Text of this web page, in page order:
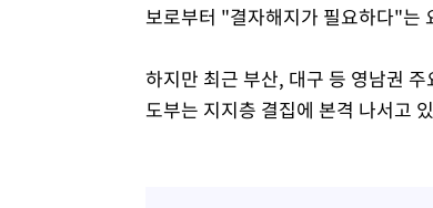
보로부터 "결자해지가 필요하다"는
하지만 최근 부산, 대구 등 영남권
도부는 지지층 결집에 본격 나서고